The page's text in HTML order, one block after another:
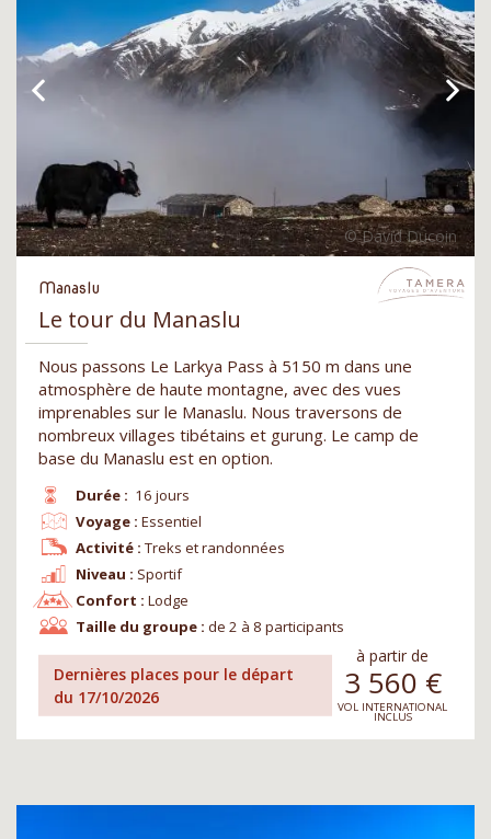
Manaslu
Le tour du Manaslu
Nous passons Le Larkya Pass à 5150 m dans une
atmosphère de haute montagne, avec des vues
imprenables sur le Manaslu. Nous traversons de
nombreux villages tibétains et gurung. Le camp de
base du Manaslu est en option.
Durée : 16 jours
Niveau : Sportif
Voyage : Essentiel
Confort : Lodge
Activité : Treks et randonnées
Taille du groupe : de 2 à 8 participants
Dernières places pour le départ
du 17/10/2026
à partir de
3 560 €
VOL INTERNATIONAL
INCLUS